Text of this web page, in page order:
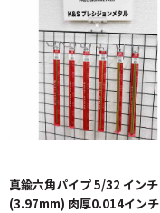
真鍮六角パイプ 5/32 インチ
(3.97mm) 肉厚0.014インチ